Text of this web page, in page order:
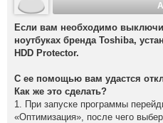
Вход в аккаунт
Если вам необходимо
ноутбуках бренда Toshiba,
HDD Protector.
С ее помощью вам удастся
Как же это сделать?
1. При запуске программы
«Оптимизация», после чего